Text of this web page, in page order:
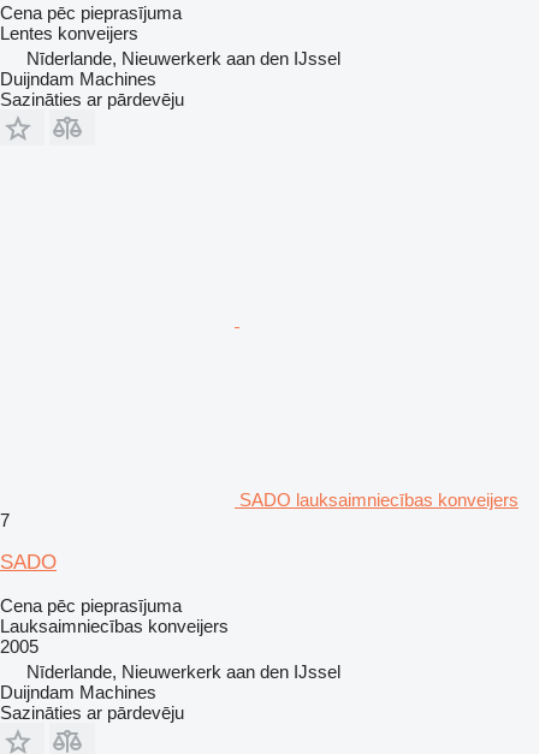
Cena pēc pieprasījuma
Lentes konveijers
Nīderlande, Nieuwerkerk aan den IJssel
Duijndam Machines
Sazināties ar pārdevēju
SADO lauksaimniecības konveijers
7
SADO
Cena pēc pieprasījuma
Lauksaimniecības konveijers
2005
Nīderlande, Nieuwerkerk aan den IJssel
Duijndam Machines
Sazināties ar pārdevēju